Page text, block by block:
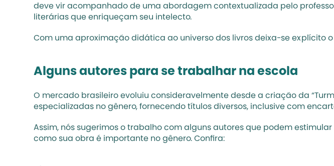
deve vir acompanhado de uma abordagem contextualizada pelo
literárias que enriqueçam seu intelecto.
Com uma aproximação didática ao universo dos livros deixa-se
Alguns autores para se trabalhar na escola
O mercado brasileiro evoluiu consideravelmente desde a criação da
especializadas no gênero, fornecendo títulos diversos, inclusive com
Assim, nós sugerimos o trabalho com alguns autores que podem
como sua obra é importante no gênero. Confira: